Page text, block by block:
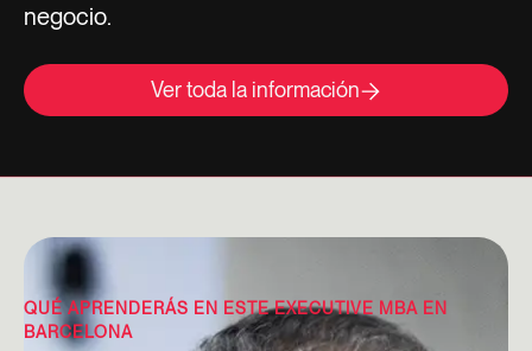
negocio.
Ver toda la información
QUÉ APRENDERÁS EN ESTE EXECUTIVE MBA EN
BARCELONA